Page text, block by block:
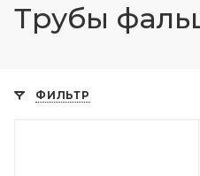
Трубы
ФИЛЬТР